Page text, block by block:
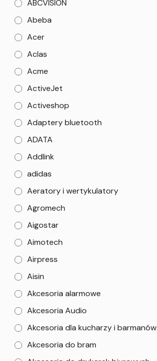
ABCVISION
Abeba
Acer
Aclas
Acme
ActiveJet
Activeshop
Adaptery bluetooth
ADATA
Addlink
adidas
Aeratory i wertykulatory
Agromech
Aigostar
Aimotech
Airpress
Aisin
Akcesoria alarmowe
Akcesoria Audio
Akcesoria dla kucharzy i barmanów
Akcesoria do bram